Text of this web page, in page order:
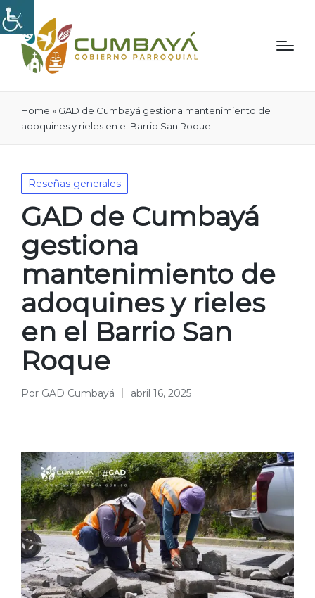
Home » GAD de Cumbayá gestiona mantenimiento de
adoquines y rieles en el Barrio San Roque
Publicado
en
Reseñas generales
GAD de Cumbayá
gestiona
mantenimiento de
adoquines y rieles
en el Barrio San
Roque
Publicado
Por GAD Cumbayá abril 16, 2025